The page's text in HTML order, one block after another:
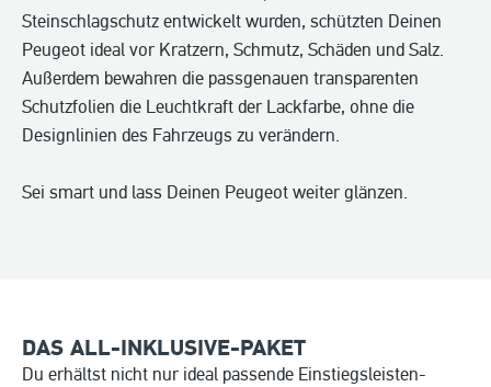
Steinschlagschutz entwickelt wurden, schützten Deinen
Peugeot ideal vor Kratzern, Schmutz, Schäden und Salz.
Außerdem bewahren die passgenauen transparenten
Schutzfolien die Leuchtkraft der Lackfarbe, ohne die
Designlinien des Fahrzeugs zu verändern.
Sei smart und lass Deinen Peugeot weiter glänzen.
DAS ALL-INKLUSIVE-PAKET
Du erhältst nicht nur ideal passende Einstiegsleisten-